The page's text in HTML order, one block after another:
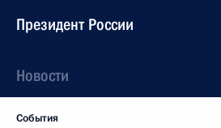
Президент России
Новости
События